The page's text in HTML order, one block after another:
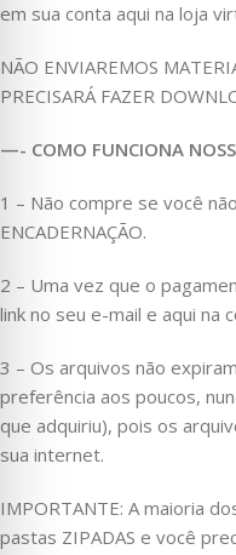
em sua conta aqui na loja
NÃO ENVIAREMOS
PRECISARÁ FAZER
—- COMO FUNCIONA
1 – Não compre se você
ENCADERNAÇÃO.
2 – Uma vez que o
link no seu e-mail e aqui na
3 – Os arquivos não
preferência aos poucos,
que adquiriu), pois os
sua internet.
IMPORTANTE: A maioria
pastas ZIPADAS e você